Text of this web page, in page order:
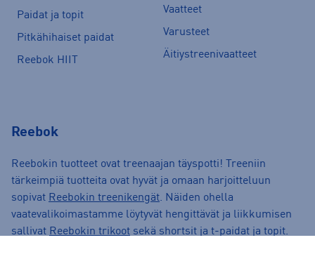
Paidat ja topit
Pitkähihaiset paidat
Reebok HIIT
Vaatteet
Varusteet
Äitiystreenivaatteet
Reebok
Reebokin tuotteet ovat treenaajan täyspotti! Treeniin
tärkeimpiä tuotteita ovat hyvät ja omaan harjoitteluun
sopivat Reebokin treenikengät. Näiden ohella
vaatevalikoimastamme löytyvät hengittävät ja liikkumisen
sallivat Reebokin trikoot sekä shortsit ja t-paidat ja topit.